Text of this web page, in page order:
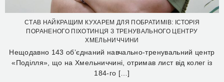
СТАВ НАЙКРАЩИМ КУХАРЕМ ДЛЯ ПОБРАТИМІВ: ІСТОРІЯ
ПОРАНЕНОГО ПІХОТИНЦЯ З ТРЕНУВАЛЬНОГО ЦЕНТРУ
ХМЕЛЬНИЧЧИНИ
Нещодавно 143 об’єднаний навчально-тренувальний центр
«Поділля», що на Хмельниччині, отримав лист від колег із
184-го […]